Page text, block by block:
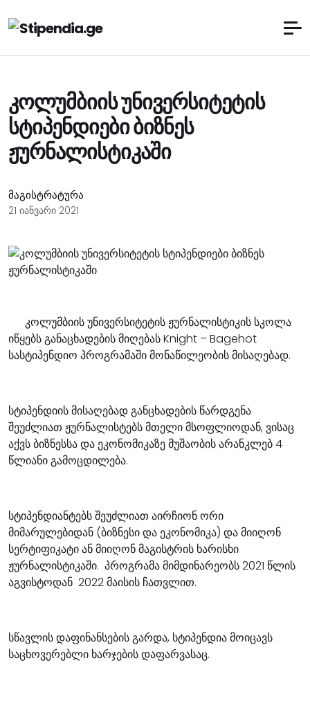
კოლუმბიის უნივერსიტეტის
სტიპენდიები ბიზნეს
ჟურნალისტიკაში
მაგისტრატურა
21 იანვარი 2021
კოლუმბიის უნივერსიტეტის ჟურნალისტიკის სკოლა
იწყებს განაცხადების მიღებას Knight – Bagehot
სასტიპენდიო პროგრამაში მონაწილეობის მისაღებად.
სტიპენდიის მისაღებად განცხადების წარდგენა
შეუძლიათ ჟურნალისტებს მთელი მსოფლიოდან, ვისაც
აქვს ბიზნესსა და ეკონომიკაზე მუშაობის არანკლებ 4
წლიანი გამოცდილება.
სტიპენდიანტებს შეუძლიათ აირჩიონ ორი
მიმარულებიდან (ბიზნესი და ეკონომიკა) და მიიღონ
სერტიფიკატი ან მიიღონ მაგისტრის ხარისხი
ჟურნალისტიკაში. პროგრამა მიმდინარეობს 2021 წლის
აგვისტოდან 2022 მაისის ჩათვლით.
სწავლის დაფინანსების გარდა, სტიპენდია მოიცავს
საცხოვერებლი ხარჯების დაფარვასაც.